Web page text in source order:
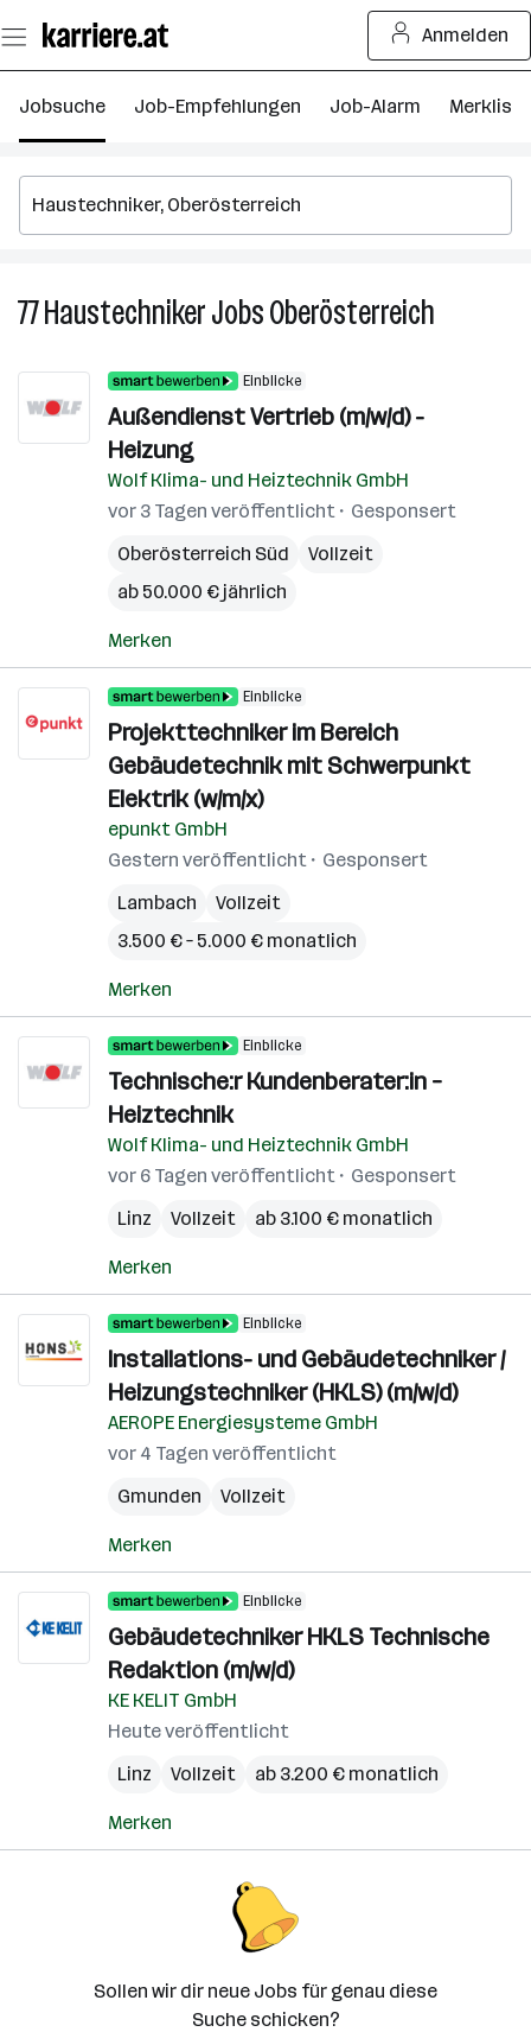
Seiteninhalt
springen
Anmelden
Jobsuche Job-Empfehlungen Job-Alarm Merkliste
77HaustechnikerJobsOberösterreich
Einblicke
Außendienst Vertrieb (m/w/d) -
Heizung
Wolf Klima- und Heiztechnik GmbH
vor 3 Tagen veröffentlicht
Gesponsert
Oberösterreich Süd
Vollzeit
ab 50.000 € jährlich
Merken
Einblicke
Projekttechniker im Bereich
Gebäudetechnik mit Schwerpunkt
Elektrik (w/m/x)
epunkt GmbH
Gestern veröffentlicht
Gesponsert
Lambach
Vollzeit
3.500 € – 5.000 € monatlich
Merken
Einblicke
Technische:r Kundenberater:in –
Heiztechnik
Wolf Klima- und Heiztechnik GmbH
vor 6 Tagen veröffentlicht
Gesponsert
Linz
Vollzeit ab 3.100 € monatlich
Merken
Einblicke
Installations- und Gebäudetechniker /
Heizungstechniker (HKLS) (m/w/d)
AEROPE Energiesysteme GmbH
vor 4 Tagen veröffentlicht
Gmunden
Vollzeit
Merken
Einblicke
Gebäudetechniker HKLS Technische
Redaktion (m/w/d)
KE KELIT GmbH
Heute veröffentlicht
Linz
Vollzeit ab 3.200 € monatlich
Merken
Sollen wir dir neue Jobs für genau diese
Suche schicken?